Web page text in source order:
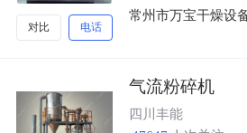
对比 电话
气流粉碎机
四川丰能